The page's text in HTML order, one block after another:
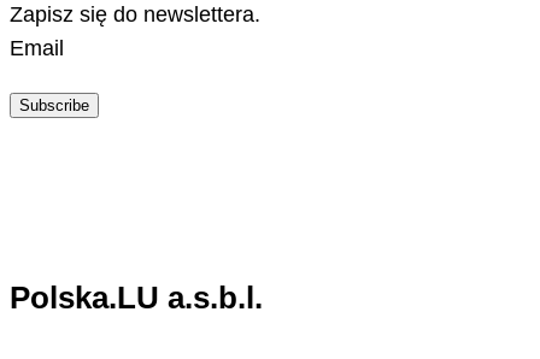
Zapisz się do newslettera.
Email
Subscribe
Polska.LU a.s.b.l.